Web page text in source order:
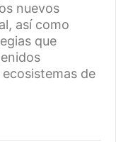
nuevos
así como
que
de